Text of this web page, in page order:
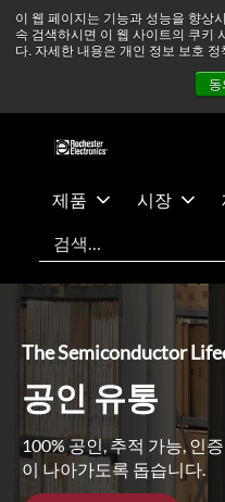
이 웹 페이지는 기능과 성능을 향상
속 검색하시면 이 웹 사이트의 쿠키
다. 자세한 내용은 개인 정보 보호
츠
건
중동 지역 상황을 지속적으
정상적으로 운영되
뉴스
제품 시장
검색
The Semiconductor
공인 유통
100% 공인, 추적 가능, 인
이 나아가도록 돕습니다.